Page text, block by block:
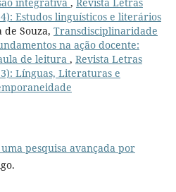
Estudos linguísticos e literários
Souza, Transdisciplinaridade
na ação docente:
de leitura , Revista Letras
Línguas, Literaturas e
pesquisa avançada por